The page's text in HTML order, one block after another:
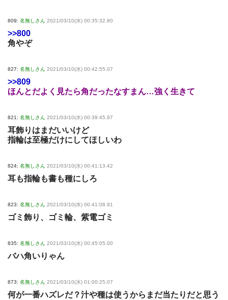
809: 名無しさん 2021/03/10(水) 00:35:32.80
>>800
角やぞ
827: 名無しさん 2021/03/10(水) 00:42:55.07
>>809
ほんとだよく見たら角だったなすまん…強く生きて
821: 名無しさん 2021/03/10(水) 00:39:45.97
耳飾りはまだいいけど
指輪は至極だけにしてほしいわ
824: 名無しさん 2021/03/10(水) 00:41:13.42
耳も指輪も書も種にしろ
823: 名無しさん 2021/03/10(水) 00:41:08.91
ゴミ飾り、ゴミ輪、紫電ゴミ
835: 名無しさん 2021/03/10(水) 00:45:05.00
バハ角いりゃん
873: 名無しさん 2021/03/10(水) 01:00:25.07
何が一番ハズレだ？汁や種は使うからまだ当たりだと思う